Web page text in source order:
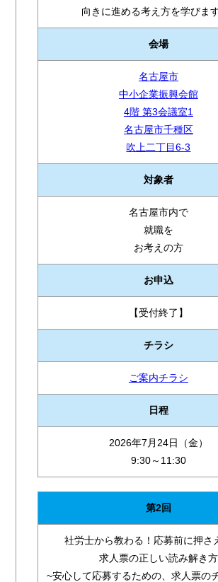
向きに進める考え方を学びま
会場
名古屋市
中小企業振興会館
4階 第3会議室1
名古屋市千種区
吹上二丁目6-3
対象者
名古屋市内で
就職を
お考えの方
お申込
【受付終了】
チラシ
ご案内チラシ
日程
2026年7月24日（金）
9:30～11:30
第2回
社労士から教わる！応募前に押さ
求人票の正しい読み解き方
~安心して応募するための、求人票の